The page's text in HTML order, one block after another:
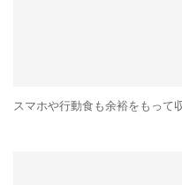
スマホや行動食も余裕をもって